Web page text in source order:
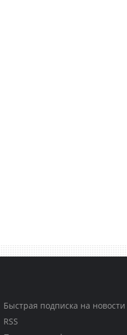
Быстрая подписка на новости
RSS